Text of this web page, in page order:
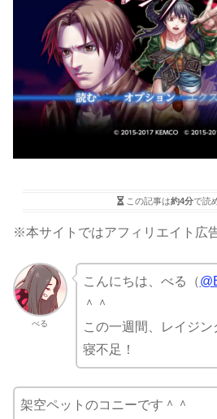
この記事は約4分で読
※本サイトではアフィリエイト広
べる
こんにちは、べる（
＾＾
この一週間、レイジ
寝不足！
架空ペットのコニーです＾＾